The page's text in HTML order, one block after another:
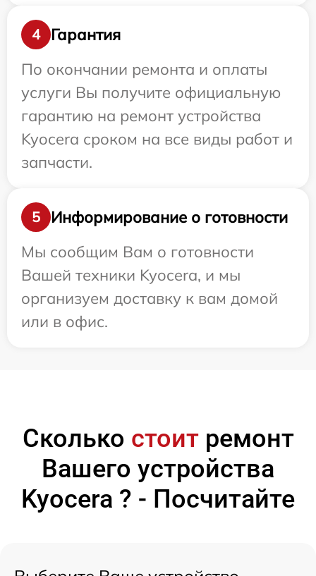
4
Гарантия
По окончании ремонта и оплаты
услуги Вы получите официальную
гарантию на ремонт устройства
Kyocera сроком на все виды работ и
запчасти.
5
Информирование о готовности
Мы сообщим Вам о готовности
Вашей техники Kyocera, и мы
организуем доставку к вам домой
или в офис.
Сколько стоитремонт
Вашего устройства
Kyocera ? - Посчитайте